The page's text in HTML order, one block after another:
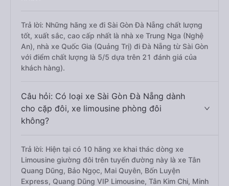
Trả lời: Những hãng xe đi Sài Gòn Đà Nẵng chất lượng
tốt, xuất sắc, cao cấp nhất là nhà xe Trung Nga (Nghệ
An), nhà xe Quốc Gia (Quảng Trị) đi Đà Nẵng từ Sài Gòn
với điểm chất lượng là 5/5 dựa trên 21 đánh giá của
khách hàng).
Câu hỏi: Có loại xe Sài Gòn Đà Nẵng dành
cho cặp đôi, xe limousine phòng đôi
không?
Trả lời: Hiện tại có 10 hãng xe khai thác dòng xe
Limousine giường đôi trên tuyến đường này là xe Tân
Quang Dũng, Bảo Ngọc, Mai Quyên, Bốn Luyện
Express, Quang Dũng VIP Limousine, Tân Kim Chi, Minh